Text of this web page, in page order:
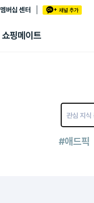
멤버십 센터
쇼핑메이트
추천상품
쇼핑 에이전트
#애드픽